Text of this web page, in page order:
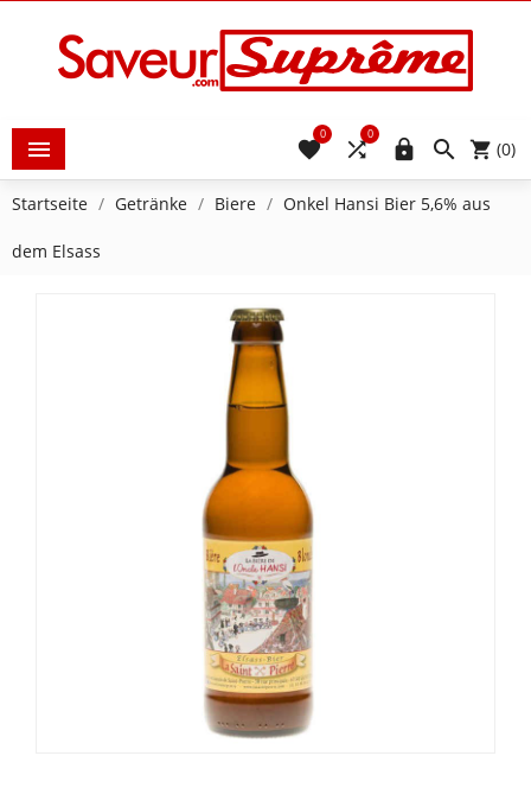
  (0)


0

0
Startseite Getränke Biere Onkel Hansi Bier 5,6% aus
dem Elsass